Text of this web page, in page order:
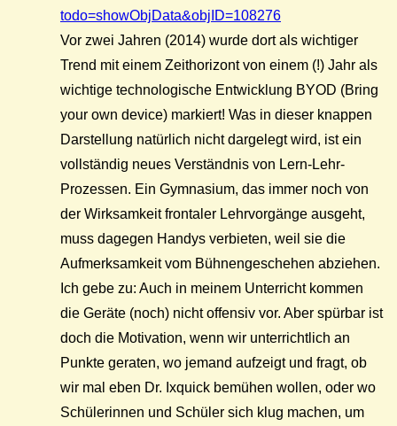
todo=showObjData&objID=108276
Vor zwei Jahren (2014) wurde dort als wichtiger
Trend mit einem Zeithorizont von einem (!) Jahr als
wichtige technologische Entwicklung BYOD (Bring
your own device) markiert! Was in dieser knappen
Darstellung natürlich nicht dargelegt wird, ist ein
vollständig neues Verständnis von Lern-Lehr-
Prozessen. Ein Gymnasium, das immer noch von
der Wirksamkeit frontaler Lehrvorgänge ausgeht,
muss dagegen Handys verbieten, weil sie die
Aufmerksamkeit vom Bühnengeschehen abziehen.
Ich gebe zu: Auch in meinem Unterricht kommen
die Geräte (noch) nicht offensiv vor. Aber spürbar ist
doch die Motivation, wenn wir unterrichtlich an
Punkte geraten, wo jemand aufzeigt und fragt, ob
wir mal eben Dr. Ixquick bemühen wollen, oder wo
Schülerinnen und Schüler sich klug machen, um